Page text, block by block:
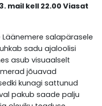
mail kell 22.00 Viasat
salapärasele
sadu ajaloolisi
asub visuaalselt
jõuavad
kunagi sattunud
pakub saade palju